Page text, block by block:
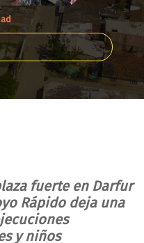
fuerte en Darfur
Rápido deja una
y niños